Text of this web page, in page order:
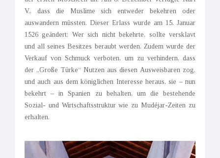
V., dass die Muslime sich entweder bekehren oder
auswandern müssten. Dieser Erlass wurde am 15. Januar
1526 geändert: Wer sich nicht bekehrte, sollte versklavt
und all seines Besitzes beraubt werden. Zudem wurde der
Verkauf von Schmuck verboten, um zu verhindern, dass
der „Große Türke“ Nutzen aus diesen Ausweisbaren zog,
und auch aus dem königlichen Interesse heraus, sie – nun
bekehrt – in Spanien zu behalten, um die bestehende
Sozial- und Wirtschaftsstruktur wie zu Mudéjar-Zeiten zu
erhalten.